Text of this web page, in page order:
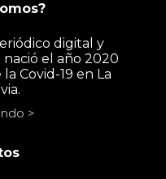
digital y
el año 2020
Covid-19 en La
>